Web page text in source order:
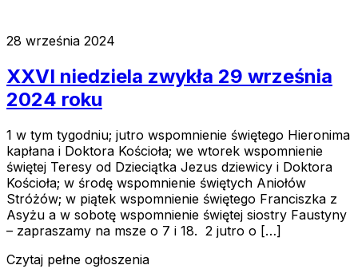
28 września 2024
XXVI niedziela zwykła 29 września
2024 roku
1 w tym tygodniu; jutro wspomnienie świętego Hieronima
kapłana i Doktora Kościoła; we wtorek wspomnienie
świętej Teresy od Dzieciątka Jezus dziewicy i Doktora
Kościoła; w środę wspomnienie świętych Aniołów
Stróżów; w piątek wspomnienie świętego Franciszka z
Asyżu a w sobotę wspomnienie świętej siostry Faustyny
– zapraszamy na msze o 7 i 18. 2 jutro o […]
Czytaj pełne ogłoszenia